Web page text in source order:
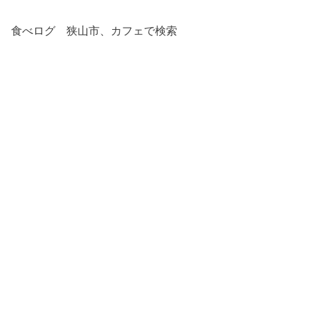
食べログ 狭山市、カフェで検索